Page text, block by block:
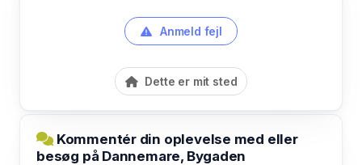
Anmeld fejl
Dette er mit sted
Kommentér din oplevelse med eller
besøg på Dannemare, Bygaden